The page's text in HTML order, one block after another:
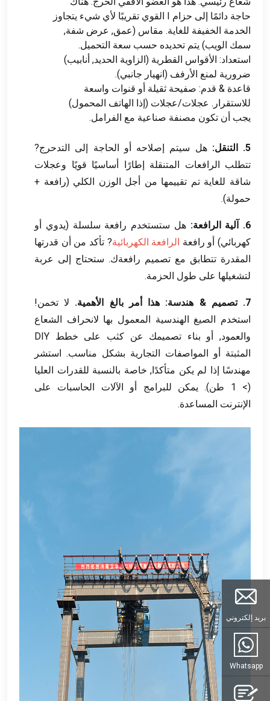
حاجة دائمًا إلى حزام I القوي تقريبًا لأي شيء يتجاوز
الخدمة الخفيفة للغاية. مقاس (عمق, عرض شفة,
سمك الويب) يتم تحديده حسب سعة التحميل.
استعداد: الأقواس القطرية (الزاوية الحديد, أنابيب)
ضرورية لمنع الأرفف (انهيار جانبي).
قاعدة & قدم: صفيحة ثقيلة أو قنوات واسعة
للاستقرار. عجلات/عجلات (إذا الهاتف المحمول)
يجب أن تكون مصنفة صناعية مع الفرامل.
5. التنقل:
هل سيتم إصلاحه أو الحاجة إلى التدحرج?
تتطلب الرافعات المتنقلة إطارًا أساسيًا قويًا وعجلات
شاقة للغاية تم تقييمها من أجل الوزن الكلي (رافعة +
حمولة).
6. آلية الرافعة:
هل ستستخدم رافعة سلسلة (يدوي أو
كهربائي) أو رافعة الرافعة الكهربائية? تأكد من أن قدرتها
المقدرة تتطابق مع تصميم رافعةك. ستحتاج إلى عربة
لتشغيلها على طول الحزمة.
7. تصميم & هندسة: هذا أمر بالغ الأهمية. لا تخمن!
استخدم الصيغ الهندسية المعمول بها لانحراف الشعاع
والعمود, أو بناء تصميمك عن كثب على خطط DIY
المثبتة أو المواصفات التجارية بشكل مناسب. استشر
مهندسًا إذا لم يكن متأكدًا, خاصة بالنسبة للقدرات العليا
(> 1 طن). يمكن للبرامج أو الآلات الحاسبات على
الإنترنت المساعدة.
بريد إلكتروني
Whatsapp